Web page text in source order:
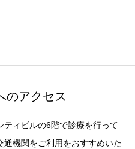
のアクセス
ィビルの6階で診療を行って
機関をご利用をおすすめいた